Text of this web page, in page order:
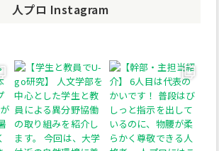
人プロ Instagram